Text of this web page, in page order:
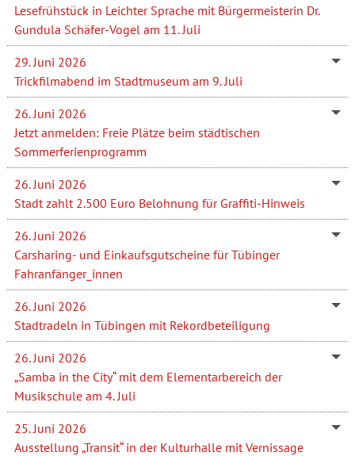
Lesefrühstück in Leichter Sprache mit Bürgermeisterin Dr.
Gundula Schäfer-Vogel am 11. Juli
29. Juni 2026
Trickfilmabend im Stadtmuseum am 9. Juli
26. Juni 2026
Jetzt anmelden: Freie Plätze beim städtischen
Sommerferienprogramm
26. Juni 2026
Stadt zahlt 2.500 Euro Belohnung für Graffiti-Hinweis
26. Juni 2026
Carsharing- und Einkaufsgutscheine für Tübinger
Fahranfänger_innen
26. Juni 2026
Stadtradeln in Tübingen mit Rekordbeteiligung
26. Juni 2026
„Samba in the City“ mit dem Elementarbereich der
Musikschule am 4. Juli
25. Juni 2026
Ausstellung „Transit“ in der Kulturhalle mit Vernissage